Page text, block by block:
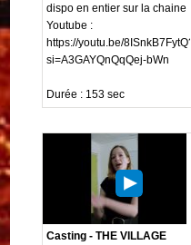
dispo en entier sur la chaine
Youtube :
https://youtu.be/8ISnkB7FytQ?
si=A3GAYQnQqQej-bWn
Durée : 153 sec
Casting - THE VILLAGE